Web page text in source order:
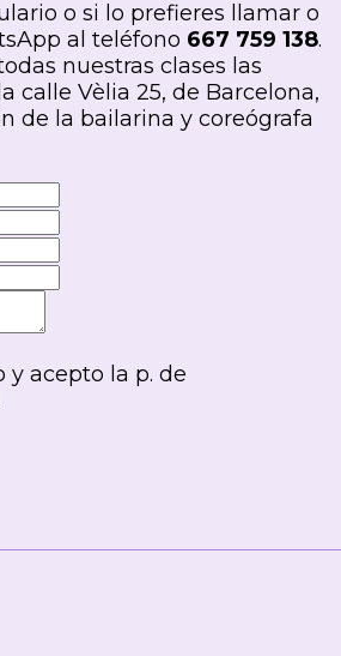
o si lo prefieres llamar o
al teléfono 667 759 138.
nuestras clases las
calle Vèlia 25, de Barcelona,
de la bailarina y coreógrafa
y acepto la p. de